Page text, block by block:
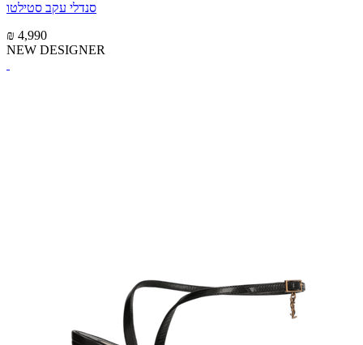
סנדלי עקב סטילטו
₪ 4,990
NEW DESIGNER